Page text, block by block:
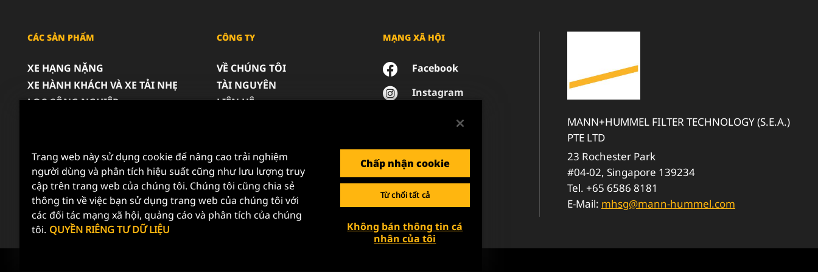
CÁC SẢN PHẨM
XE HẠNG NẶNG
XE HÀNH KHÁCH VÀ XE TẢI NHẸ
LỌC CÔNG NGHIỆP
CÔNG TY
VỀ CHÚNG TÔI
TÀI NGUYÊN
LIÊN HỆ
THÔNG BÁO PHÁP LÝ
MẠNG XÃ HỘI
Facebook
Instagram
MANN+HUMMEL FILTER TECHNOLOGY (S.E.A.)
PTE LTD
23 Rochester Park
#04-02, Singapore 139234
Tel. +65 6586 8181
E-Mail: mhsg@mann-hummel.com
Trang web này sử dụng cookie để nâng cao trải nghiệm
người dùng và phân tích hiệu suất cũng như lưu lượng truy
cập trên trang web của chúng tôi. Chúng tôi cũng chia sẻ
thông tin về việc bạn sử dụng trang web của chúng tôi với
các đối tác mạng xã hội, quảng cáo và phân tích của chúng
tôi. QUYỀN RIÊNG TƯ DỮ LIỆU
Chấp nhận cookie
Từ chối tất cả
Không bán thông tin cá
nhân của tôi